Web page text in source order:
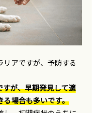
リアですが、予防する
が、早期発見して適
る場合も多いです。